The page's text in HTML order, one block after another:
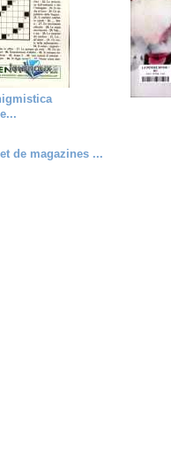
de magazines ...